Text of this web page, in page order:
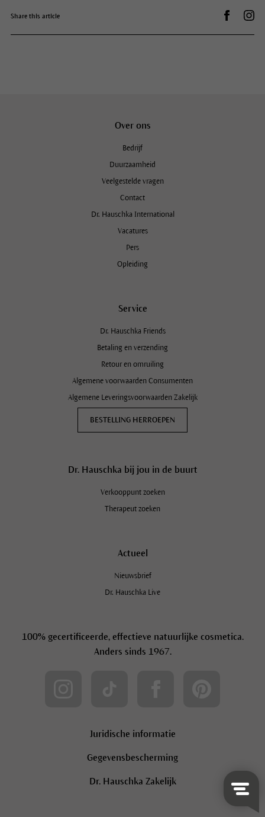
Share this article Auf
Over ons
Bedrijf
Duurzaamheid
Veelgestelde vragen
Contact
Dr. Hauschka International
Vacatures
Pers
Opleiding
Service
Dr. Hauschka Friends
Betaling en verzending
Retour en omruiling
Algemene voorwaarden Consumenten
Algemene Leveringsvoorwaarden Zakelijk
BESTELLING HERROEPEN
Dr. Hauschka bij jou in de buurt
Verkooppunt zoeken
Therapeut zoeken
Actueel
Nieuwsbrief
Dr. Hauschka Live
100% gecertificeerde, effectieve natuurlijke cosmetica.
Anders sinds 1967.
Juridische informatie
Gegevensbescherming
Dr. Hauschka Zakelijk